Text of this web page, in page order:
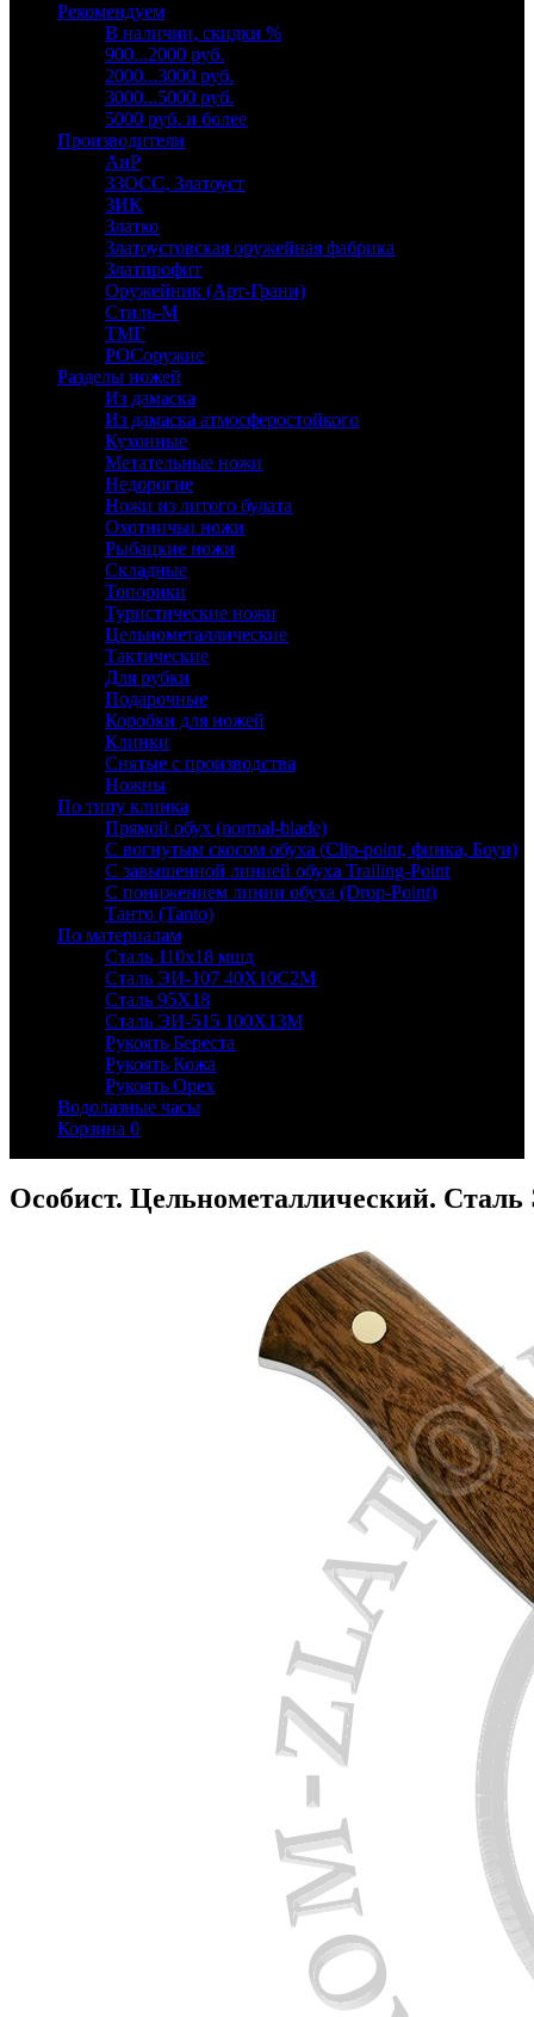
Рекомендуем
В наличии, скидки %
900...2000 руб.
2000...3000 руб.
3000...5000 руб.
5000 руб. и более
Производители
АиР
ЗЗОСС, Златоуст
ЗИК
Златко
Златоустовская оружейная фабрика
Златпрофит
Оружейник (Арт-Грани)
Стиль-М
ТМГ
РОСоружие
Разделы ножей
Из дамаска
Из дамаска атмосферостойкого
Кухонные
Метательные ножи
Недорогие
Ножи из литого булата
Охотничьи ножи
Рыбацкие ножи
Складные
Топорики
Туристические ножи
Цельнометаллические
Тактические
Для рубки
Подарочные
Коробки для ножей
Клинки
Снятые с производства
Ножны
По типу клинка
Прямой обух (normal-blade)
С вогнутым скосом обуха (Clip-point, финка, Боуи)
С завышенной линией обуха Trailing-Point
С понижением линии обуха (Drop-Point)
Танто (Tanto)
По материалам
Сталь 110х18 мшд
Сталь ЭИ-107 40Х10С2М
Сталь 95Х18
Сталь ЭИ-515 100Х13М
Рукоять Береста
Рукоять Кожа
Рукоять Орех
Водолазные часы
Корзина 0
Особист. Цельнометаллический.